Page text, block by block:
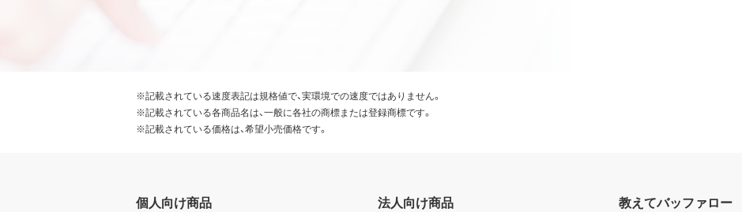
※記載されている速度表記は規格値で、実環境での速度ではありません。
※記載されている各商品名は、一般に各社の商標または登録商標です。
※記載されている価格は、希望小売価格です。
個人向け商品 法人向け商品 教えてバッファロー